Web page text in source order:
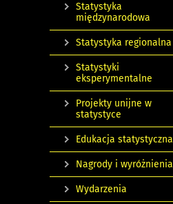
Statystyka
międzynarodowa
Statystyka regionalna
Statystyki
eksperymentalne
Projekty unijne w
statystyce
Edukacja statystyczna
Nagrody i wyróżnienia
Wydarzenia